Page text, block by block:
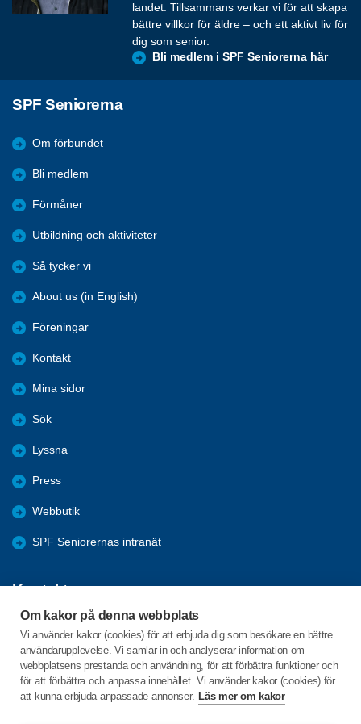
Om kakor på denna webbplats
Vi använder kakor (cookies) för att erbjuda dig som besökare en bättre
användarupplevelse. Vi samlar in och analyserar information om
webbplatsens prestanda och användning, för att förbättra funktioner och
för att förbättra och anpassa innehållet. Vi använder kakor (cookies) för
att kunna erbjuda anpassade annonser. Läs mer om kakor
landet. Tillsammans verkar vi för att skapa
bättre villkor för äldre – och ett aktivt liv för
dig som senior.
Bli medlem i SPF Seniorerna här
SPF Seniorerna
Om förbundet
Bli medlem
Förmåner
Utbildning och aktiviteter
Så tycker vi
About us (in English)
Föreningar
Kontakt
Mina sidor
Sök
Lyssna
Press
Webbutik
SPF Seniorernas intranät
Kontakta oss
Förbundets växel har öppet måndag - fredag, 09:00 - 15:00 med
stängt för lunch 12:00-13:00.